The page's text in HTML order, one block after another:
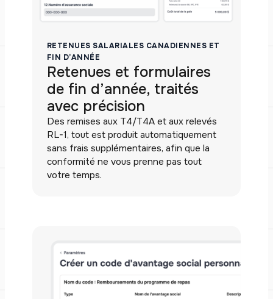
RETENUES SALARIALES CANADIENNES ET
FIN D’ANNÉE
Retenues et formulaires
de fin d’année, traités
avec précision
Des remises aux T4/T4A et aux relevés
RL-1, tout est produit automatiquement
sans frais supplémentaires, afin que la
conformité ne vous prenne pas tout
votre temps.